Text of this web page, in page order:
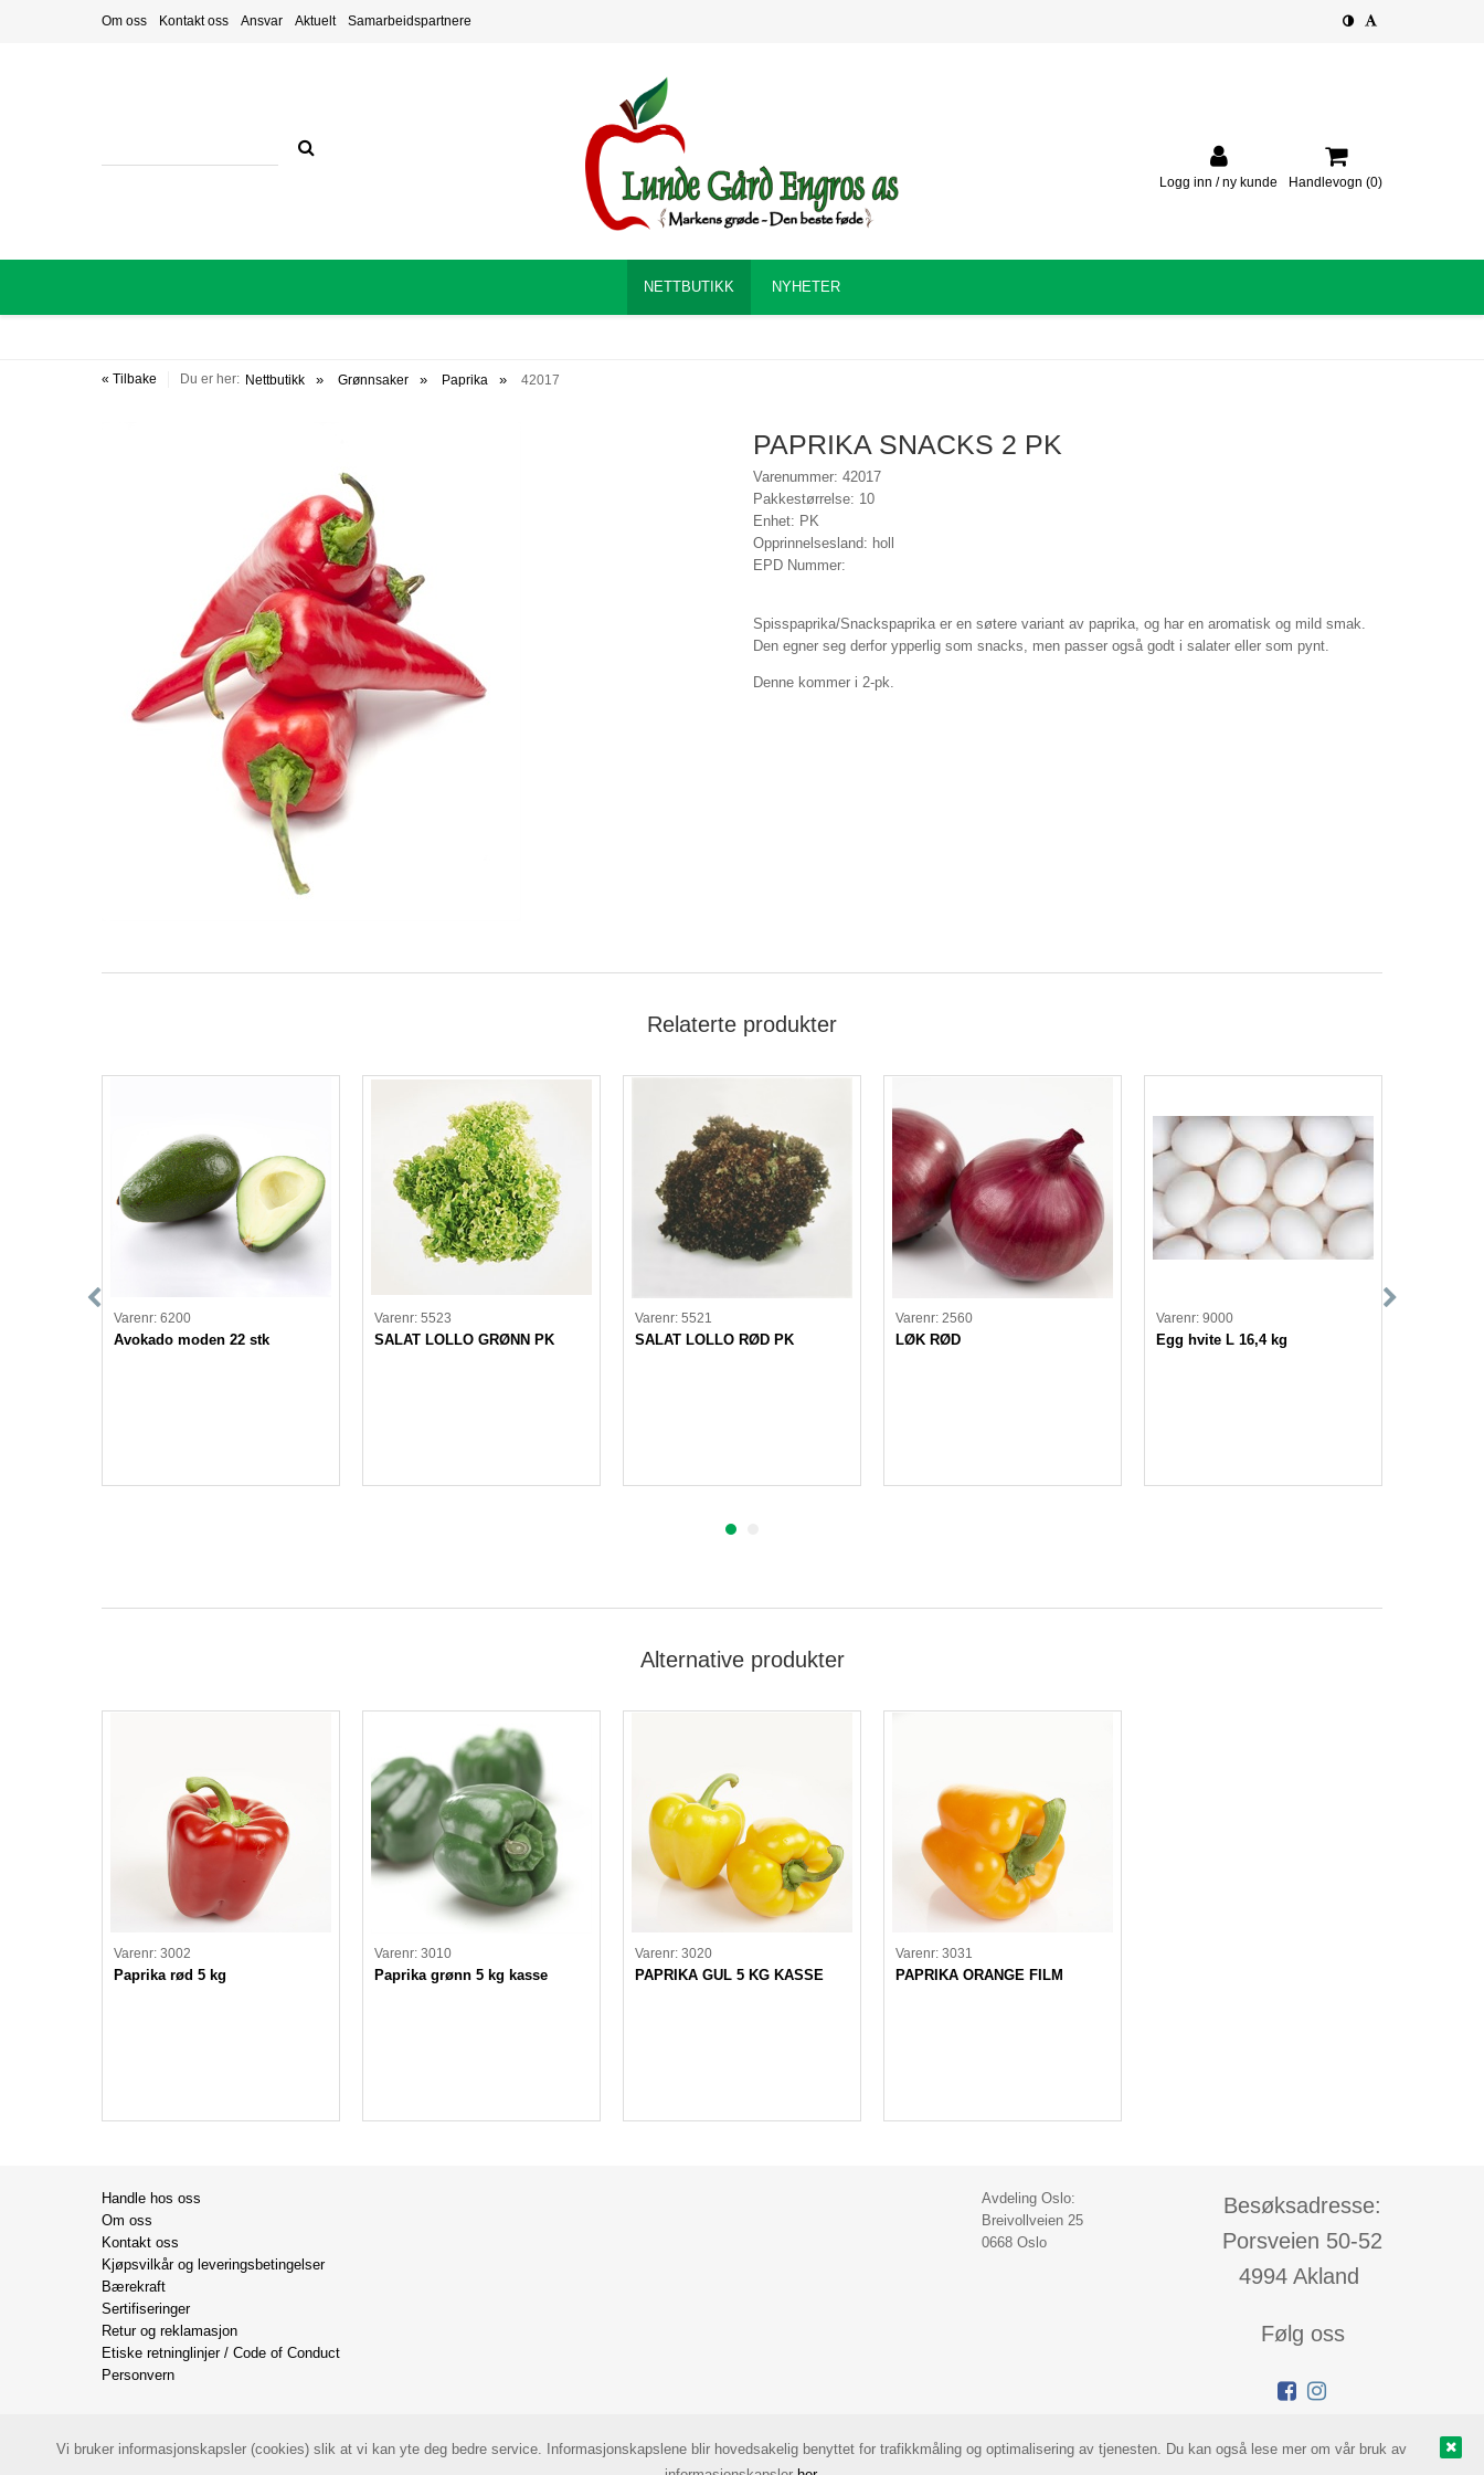
Om oss Kontakt oss Ansvar Aktuelt Samarbeidspartnere
Vi bruker informasjonskapsler (cookies) slik at vi kan yte deg bedre service. Informasjonskapslene blir hovedsakelig benyttet for trafikkmåling og optimalisering av tjenesten. Du kan også lese mer om vår bruk av
Logg inn / ny kunde Handlevogn (0)
NETTBUTIKK NYHETER
« Tilbake Du er her: Nettbutikk Grønnsaker Paprika 42017
PAPRIKA SNACKS 2 PK
Varenummer: 42017
Pakkestørrelse: 10
Enhet: PK
Opprinnelsesland: holl
EPD Nummer:
Spisspaprika/Snackspaprika er en søtere variant av paprika, og har en aromatisk og mild smak.
Den egner seg derfor ypperlig som snacks, men passer også godt i salater eller som pynt.
Denne kommer i 2-pk.
Relaterte produkter
Varenr: 6200
Avokado moden 22 stk
Varenr: 5523
SALAT LOLLO GRØNN PK
Varenr: 5521
SALAT LOLLO RØD PK
Varenr: 2560
LØK RØD
Varenr: 9000
Egg hvite L 16,4 kg
Alternative produkter
Varenr: 3002
Paprika rød 5 kg
Varenr: 3010
Paprika grønn 5 kg kasse
Varenr: 3020
PAPRIKA GUL 5 KG KASSE
Varenr: 3031
PAPRIKA ORANGE FILM
Besøksadresse:
Porsveien 50-52
4994 Akland
Følg oss
Avdeling Oslo:
Breivollveien 25
0668 Oslo
Handle hos oss
Om oss
Kontakt oss
Kjøpsvilkår og leveringsbetingelser
Bærekraft
Sertifiseringer
Retur og reklamasjon
Etiske retninglinjer / Code of Conduct
Personvern
Bilder og tekst er hentet frafrukt.no © Lunde Gard Engros AS |Design& implementasjon av Kréatif